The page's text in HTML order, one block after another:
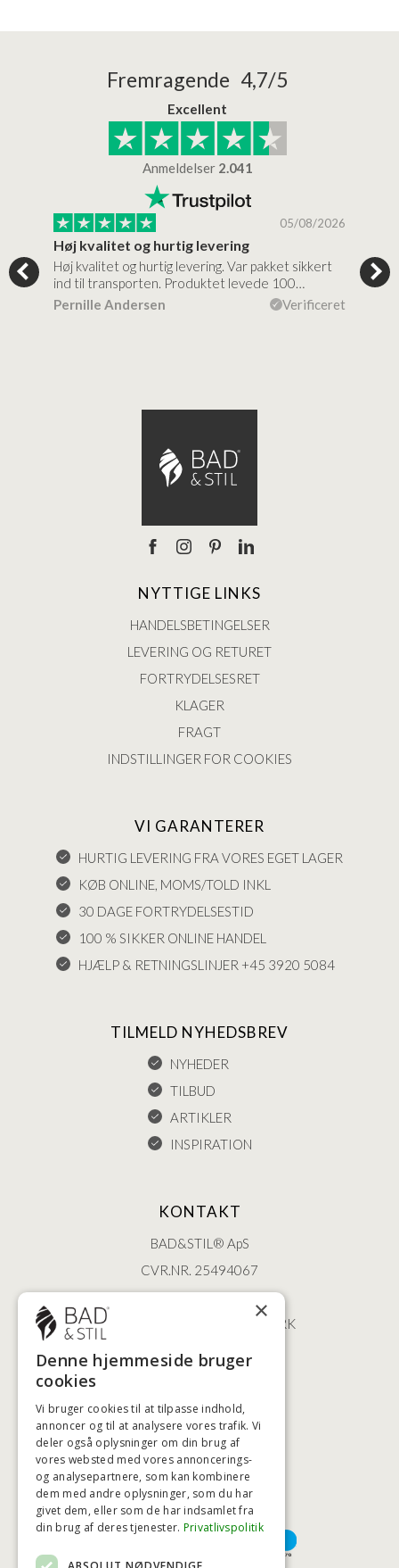
Fremragende 4,7/5
Excellent
Anmeldelser 2.041
05/08/2026
Høj kvalitet og hurtig levering
Høj kvalitet og hurtig levering. Var pakket sikkert
ind til transporten. Produktet levede 100…
Pernille Andersen
Verificeret
NYTTIGE LINKS
HANDELSBETINGELSER
LEVERING OG RETURET
FORTRYDELSESRET
KLAGER
FRAGT
INDSTILLINGER FOR COOKIES
VI GARANTERER
HURTIG LEVERING FRA VORES EGET LAGER
KØB ONLINE, MOMS/TOLD INKL
30 DAGE FORTRYDELSESTID
100 % SIKKER ONLINE HANDEL
HJÆLP & RETNINGSLINJER +45 3920 5084
TILMELD NYHEDSBREV
NYHEDER
TILBUD
ARTIKLER
INSPIRATION
KONTAKT
BAD&STIL® ApS
CVR.NR. 25494067
ØSTERBROGADE 202
2100 KØBENHAVN • DANMARK
+45 3920 5084
HØJESTE KREDITVÆRDIGHED
BETALINGSMULIGHEDER
×
Denne hjemmeside bruger
cookies
Vi bruger cookies til at tilpasse indhold,
annoncer og til at analysere vores trafik. Vi
deler også oplysninger om din brug af
vores websted med vores annoncerings-
og analysepartnere, som kan kombinere
dem med andre oplysninger, som du har
givet dem, eller som de har indsamlet fra
din brug af deres tjenester. Privatlivspolitik